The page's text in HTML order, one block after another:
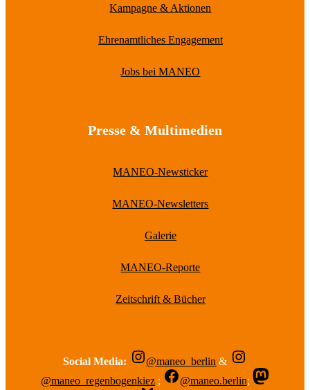
Kampagne & Aktionen
Ehrenamtliches Engagement
Jobs bei MANEO
Presse & Multimedien
MANEO-Newsticker
MANEO-Newsletters
Galerie
MANEO-Reporte
Zeitschrift & Bücher
Social Media: @maneo_berlin &
@maneo_regenbogenkiez ; @maneo.berlin;